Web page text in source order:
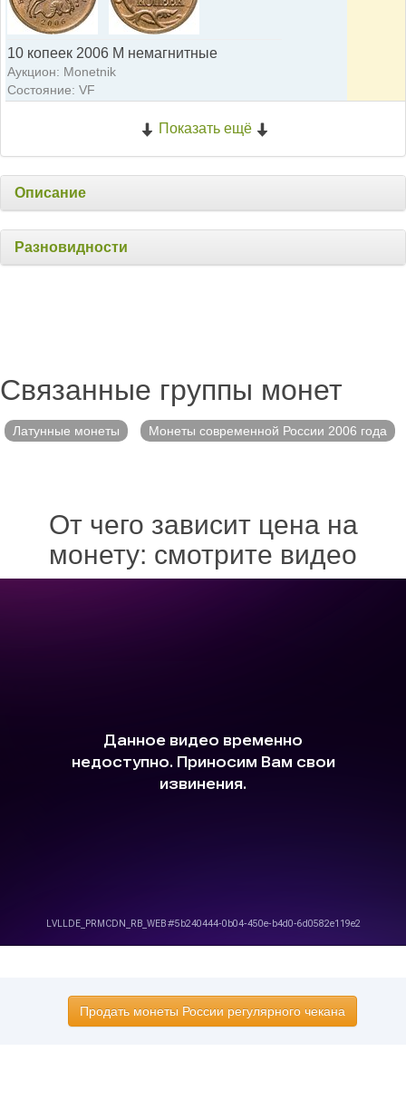
10 копеек 2006 М немагнитные
Аукцион: Monetnik
Состояние: VF
Показать ещё
Описание
Разновидности
Связанные группы монет
Латунные монеты Монеты современной России 2006 года
От чего зависит цена на
монету: смотрите видео
Продать монеты России регулярного чекана